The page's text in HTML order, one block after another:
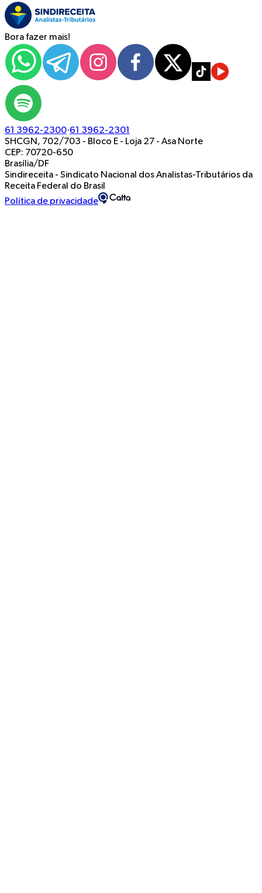
Bora fazer mais!
61 3962-2300·61 3962-2301
SHCGN, 702/703 - Bloco E - Loja 27 - Asa Norte
CEP: 70720-650
Brasília/DF
Sindireceita - Sindicato Nacional dos Analistas-Tributários da
Receita Federal do Brasil
Política de privacidade